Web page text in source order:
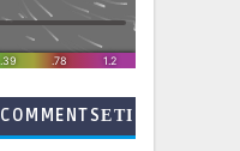
COMMENTSΕΤΙ